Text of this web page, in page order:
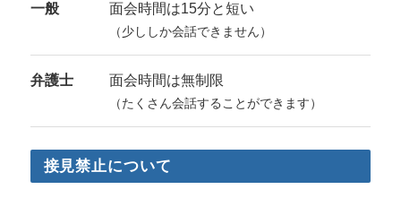
一般 面会時間は15分と短い
（少ししか会話できません）
弁護士 面会時間は無制限
（たくさん会話することができます）
接見禁止について